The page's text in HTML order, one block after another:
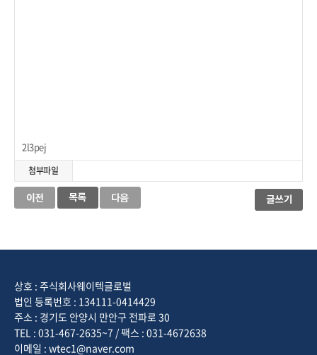
2l3pej
첨부파일
상호 : 주식회사웨이텍글로벌
법인 등록번호 : 134111-0414429
주소 : 경기도 안양시 만안구 전파로 30
TEL : 031-467-2635~7 / 팩스 : 031-4672638
이메일 : wtec1@naver.com